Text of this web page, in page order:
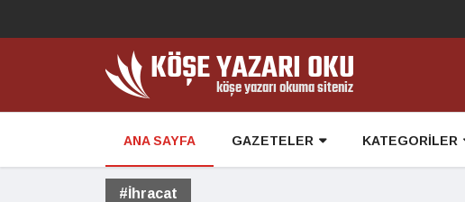
ANA SAYFA GAZETELER KATEGORİLER
#İhracat